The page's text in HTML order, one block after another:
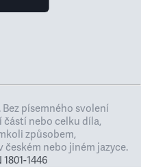
písemného svolení
nebo celku díla,
způsobem,
nebo jiném jazyce.
1446